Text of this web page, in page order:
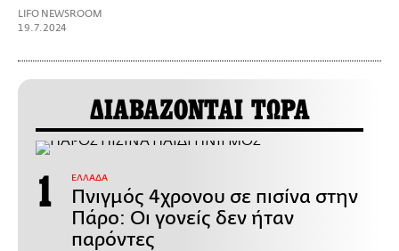
LIFO NEWSROOM
19.7.2024
ΔΙΑΒΑΖΟΝΤΑΙ ΤΩΡΑ
ΕΛΛΑΔΑ
Πνιγμός 4χρονου σε πισίνα στην
Πάρο: Οι γονείς δεν ήταν
παρόντες